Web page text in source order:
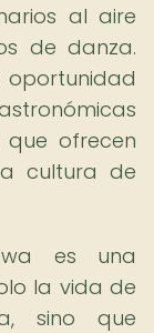
al aire
de danza.
oportunidad
ofrecen
cultura de
es una
la vida de
sino que